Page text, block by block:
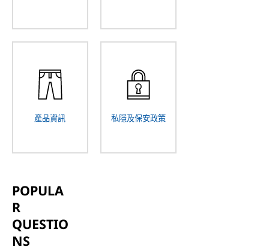
產品資訊 私隱及保安政策
POPULA
R
QUESTIO
NS